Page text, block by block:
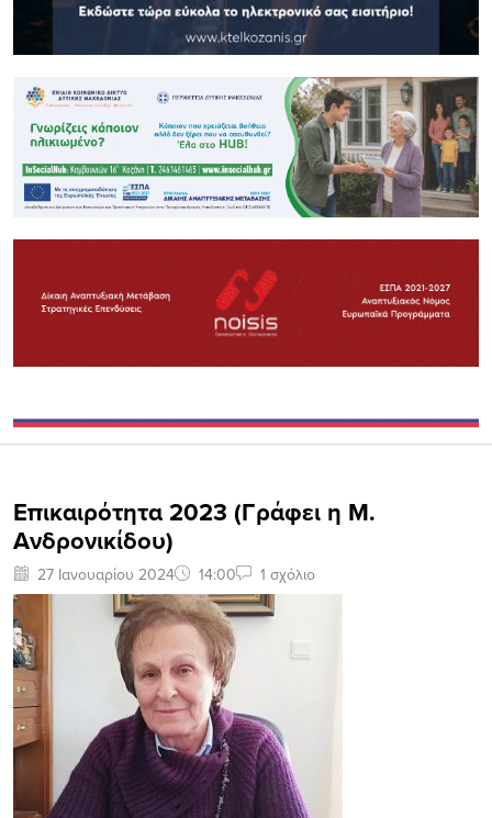
Επικαιρότητα 2023 (Γράφει η Μ.
Ανδρονικίδου)
27 Ιανουαρίου 2024 14:00 1 σχόλιο